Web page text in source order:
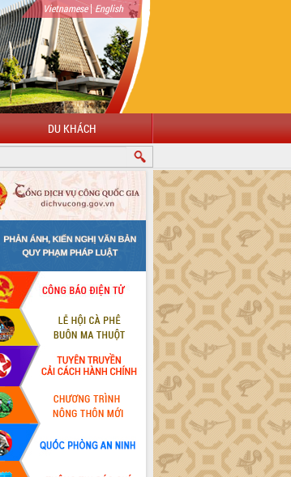
Vietnamese| English
DU KHÁCH